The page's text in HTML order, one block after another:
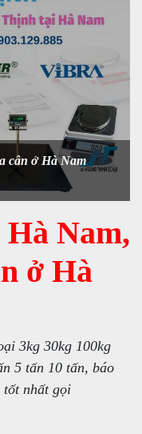
cân ở Hà Nam
Nam,
ở Hà
3kg 30kg 100kg
5 tấn 10 tấn, báo
tốt nhất gọi